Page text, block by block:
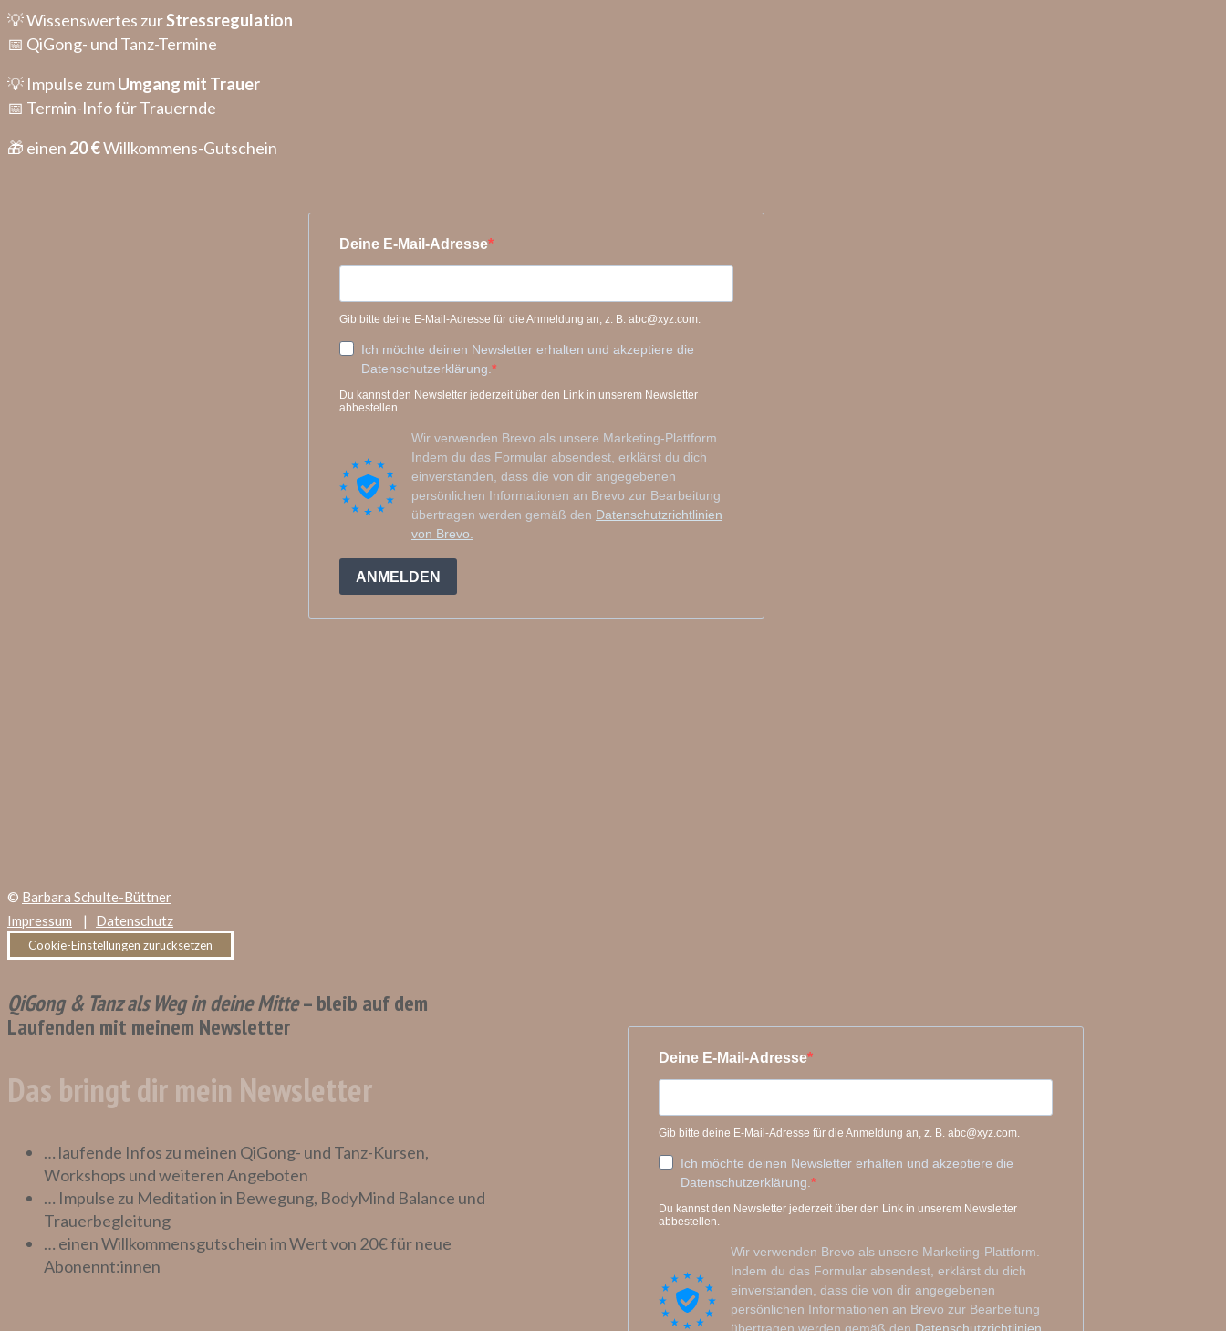
💡 Wissenswertes zurStressregulation
📅 QiGong- und Tanz-Termine
💡 Impulse zumUmgang mit Trauer
📅 Termin-Info für Trauernde
🎁 einen 20 €Willkommens-Gutschein
© Barbara Schulte-Büttner
Impressum | Datenschutz
Cookie-Einstellungen zurücksetzen
QiGong & Tanz als Weg in deine Mitte– bleib auf dem
Laufenden mit meinem Newsletter
Das bringt dir mein Newsletter
… laufende Infos zu meinen QiGong- und Tanz-Kursen,
Workshops und weiteren Angeboten
… Impulse zu Meditation in Bewegung, BodyMind Balance und
Trauerbegleitung
… einen Willkommensgutschein im Wert von 20€ für neue
Abonennt:innen